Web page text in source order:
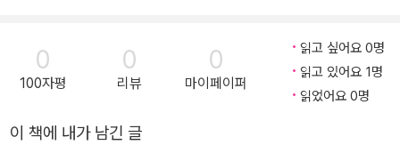
물을 추가해 여러 세부 서사가 다채롭게 펼쳐진다는 점도 이색적이
다. 많은 인물이 등장하지만, 극의 전개 과정에서 각자에게 부여된 역
할을 적절히 수행하면서 유기적이고 완성도 높은 작품 세계를 형성하
생활상과 전통적 통치 집단의 위계질서가 직간접적으로 반영되어 있
0
100자평
0
리뷰
0
마이페이퍼
읽고 싶어요 0명
읽고 있어요 1명
읽었어요 0명
이 책에 내가 남긴 글